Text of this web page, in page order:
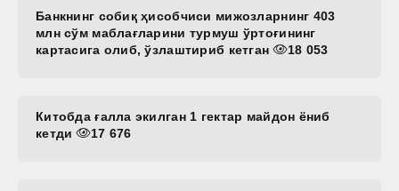
Банкнинг собиқ ҳисобчиси мижозларнинг 403
млн сўм маблағларини турмуш ўртоғининг
картасига олиб, ўзлаштириб кетган
18 053
Китобда ғалла экилган 1 гектар майдон ёниб
кетди
17 676